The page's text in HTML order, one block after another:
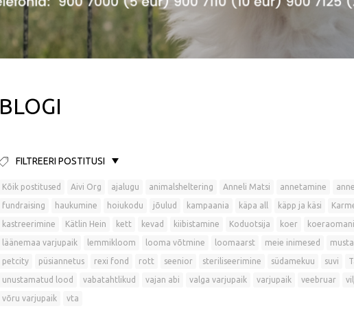
BLOGI
FILTREERI POSTITUSI
Kõik postitused Aivi Org ajalugu animalsheltering Anneli Matsi annetamine
fundraising haukumine hoiukodu jõulud kampaania käpa all käpp ja käsi
kastreerimine Kätlin Hein kett kevad kiibistamine Koduotsija koer
läänemaa varjupaik lemmikloom looma võtmine loomaarst meie inimesed
petcity püsiannetus rexi fond rott seenior steriliseerimine südamekuu suvi
unustamatud lood vabatahtlikud vajan abi valga varjupaik varjupaik veebruar
võru varjupaik vta